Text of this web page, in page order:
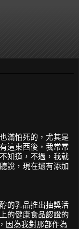
滿怕死的，尤其是
這東西後，我常常
知道，不過，我就
說，現在還有添加
的乳品推出抽獎活
的健康食品認證的
因為我對那部作為